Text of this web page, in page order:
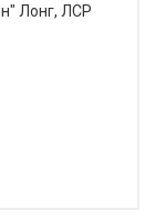
Лонг, ЛСР